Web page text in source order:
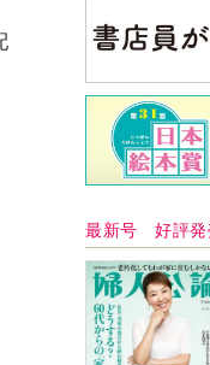
中央公論新社の
中井久夫 著
ＡＩで始める遺